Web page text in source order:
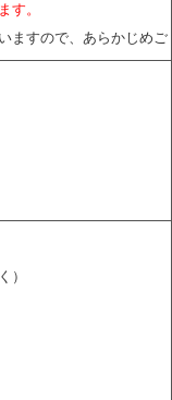
す。
ますので、あらかじめご
）